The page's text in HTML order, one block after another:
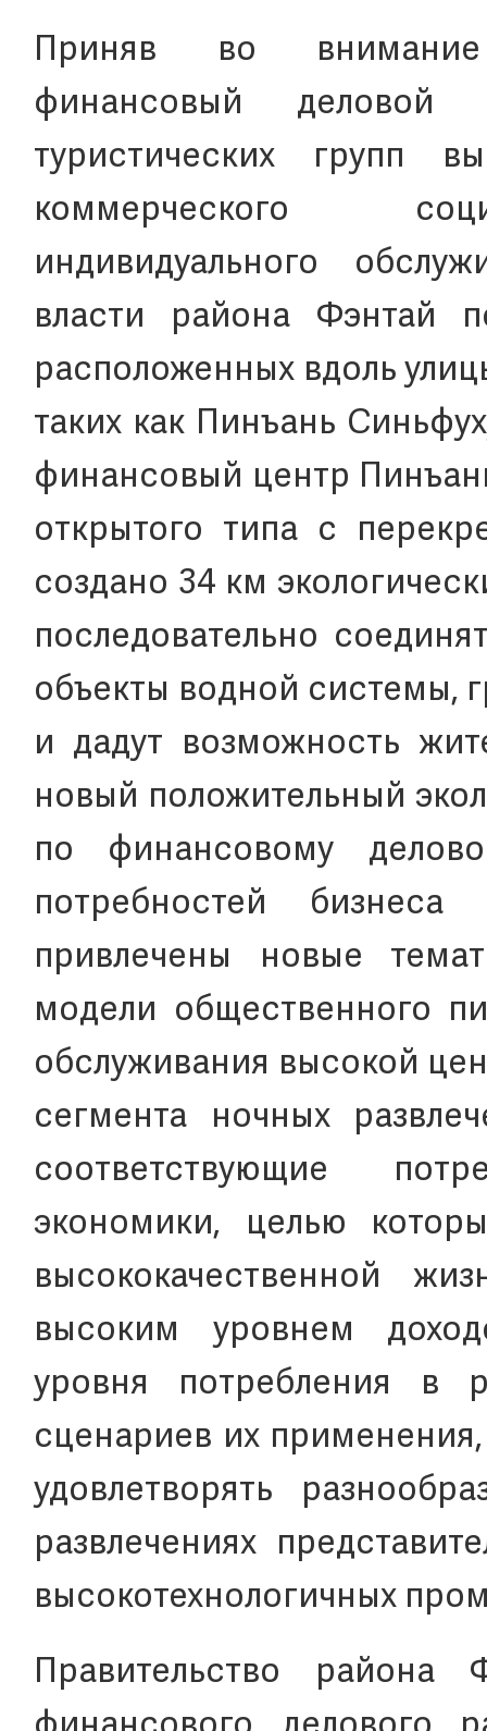
Приняв во
финансовый деловой
туристических групп
коммерческого
индивидуального
власти района Фэнтай
расположенных вдоль
таких как Пинъань
финансовый центр
открытого типа с
создано 34 км
последовательно
объекты водной системы,
и дадут возможность
новый положительный
по финансовому
потребностей бизнеса
привлечены новые
модели общественного
обслуживания высокой
сегмента ночных
соответствующие
экономики, целью
высококачественной
высоким уровнем
уровня потребления
сценариев их
удовлетворять
развлечениях
высокотехнологичных
Правительство района